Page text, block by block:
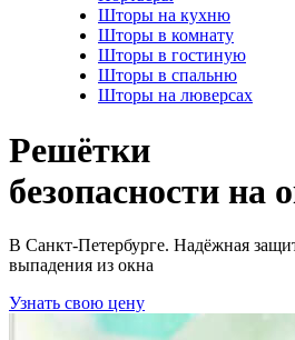
Шторы на кухню
Шторы в комнату
Шторы в гостиную
Шторы в спальню
Шторы на люверсах
Решётки
безопасности на
В Санкт-Петербурге. Надёжная
выпадения из окна
Узнать свою цену